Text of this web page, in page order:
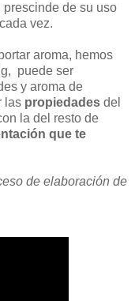
de su uso
vez.
aroma, hemos
puede ser
y aroma de
las propiedades del
la del resto de
que te
de elaboración de